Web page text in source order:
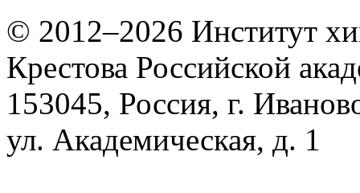
© 2012–2026 Институт
Крестова Российской
153045, Россия, г.
ул. Академическая, д. 1